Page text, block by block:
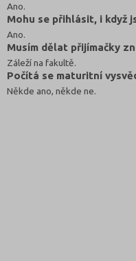
Ano.
Mohu se přihlásit, i když
Ano.
Musím dělat přijímačky
Záleží na fakultě.
Počítá se maturitní
Někde ano, někde ne.